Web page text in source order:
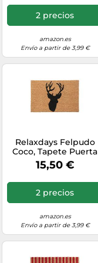
Antideslizante, Negro
2 precios
amazon.es
Envío a partir de 3,99 €
Relaxdays Felpudo
Coco, Tapete Puerta
con Ciervo, 40 x 60
cm, Antideslizante,
Resistente, Interior,
Exterior, Gris/Negro
15,50 €
2 precios
amazon.es
Envío a partir de 3,99 €